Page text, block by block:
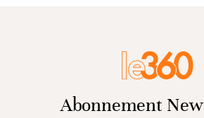
Abonnement